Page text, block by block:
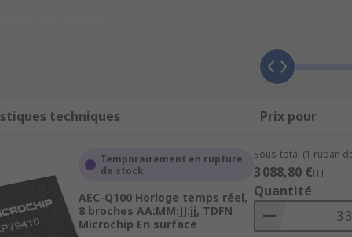
du système et configure des valeurs, telles que la
microprocesseur, généralement sur une interface série
les RTC fonctionnent souvent sur une source de
source d'alimentation leur permet de continuer à
de RTC utilisent des super-condensateurs comme
réel sont dotées d'une synchronisation vers un
fournir un résultat précis sans avoir de schéma de
techniques Prix pour
Temporairement en rupture
de stock
AEC-Q100 Horloge temps réel,
8 broches AA:MM:JJ:jj, TDFN
Microchip En surface
Sous-total (1 ruban
3 088,80 €HT
Quantité